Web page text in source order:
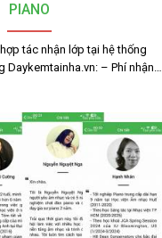
PIANO
tác nhận lớp tại hệ thống
Daykemtainha.vn: – Phí nhận…